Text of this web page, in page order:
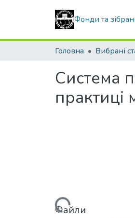
Фонди та
Головна
Система
практиці
Файли